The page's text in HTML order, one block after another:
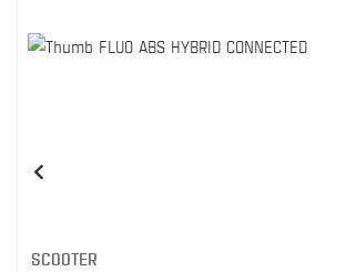
SCOOTER